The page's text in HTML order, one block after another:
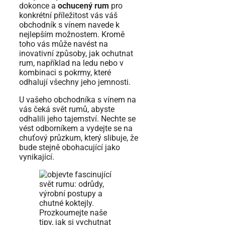
dokonce a ochucený rum pro
konkrétní příležitost vás váš
obchodník s vínem navede k
nejlepším možnostem. Kromě
toho vás může navést na
inovativní způsoby, jak ochutnat
rum, například na ledu nebo v
kombinaci s pokrmy, které
odhalují všechny jeho jemnosti.
U vašeho obchodníka s vínem na
vás čeká svět rumů, abyste
odhalili jeho tajemství. Nechte se
vést odborníkem a vydejte se na
chuťový průzkum, který slibuje, že
bude stejně obohacující jako
vynikající.